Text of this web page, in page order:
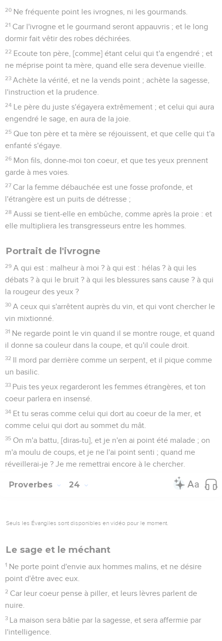
20 Ne fréquente point les ivrognes, ni les gourmands.
21 Car l'ivrogne et le gourmand seront appauvris ; et le long
dormir fait vêtir des robes déchirées.
22 Ecoute ton père, [comme] étant celui qui t'a engendré ; et
ne méprise point ta mère, quand elle sera devenue vieille.
23 Achète la vérité, et ne la vends point ; achète la sagesse,
l'instruction et la prudence.
24 Le père du juste s'égayera extrêmement ; et celui qui aura
engendré le sage, en aura de la joie.
25 Que ton père et ta mère se réjouissent, et que celle qui t'a
enfanté s'égaye.
26 Mon fils, donne-moi ton coeur, et que tes yeux prennent
garde à mes voies.
27 Car la femme débauchée est une fosse profonde, et
l'étrangère est un puits de détresse ;
28 Aussi se tient-elle en embûche, comme après la proie : et
elle multipliera les transgresseurs entre les hommes.
Portrait de l'ivrogne
29 A qui est : malheur à moi ? à qui est : hélas ? à qui les
débats ? à qui le bruit ? à qui les blessures sans cause ? à qui
la rougeur des yeux ?
30 A ceux qui s'arrêtent auprès du vin, et qui vont chercher le
vin mixtionné.
31 Ne regarde point le vin quand il se montre rouge, et quand
il donne sa couleur dans la coupe, et qu'il coule droit.
32 Il mord par derrière comme un serpent, et il pique comme
un basilic.
33 Puis tes yeux regarderont les femmes étrangères, et ton
coeur parlera en insensé.
34 Et tu seras comme celui qui dort au coeur de la mer, et
comme celui qui dort au sommet du mât.
35 On m'a battu, [diras-tu], et je n'en ai point été malade ; on
m'a moulu de coups, et je ne l'ai point senti ; quand me
réveillerai-je ? Je me remettrai encore à le chercher.
Proverbes 24
Seuls les Évangiles sont disponibles en vidéo pour le moment.
Le sage et le méchant
1 Ne porte point d'envie aux hommes malins, et ne désire
point d'être avec eux.
2 Car leur coeur pense à piller, et leurs lèvres parlent de
nuire.
3 La maison sera bâtie par la sagesse, et sera affermie par
l'intelligence.